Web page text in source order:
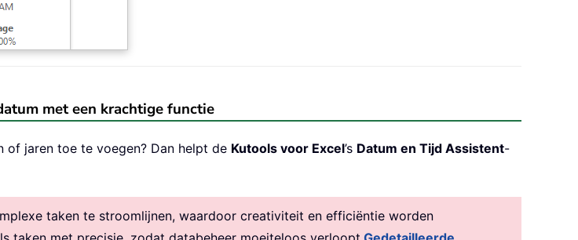
met een krachtige functie
of jaren toe te voegen? Dan helpt de Kutools voor Excel’s Datum en Tijd Assistent-
taken te stroomlijnen, waardoor creativiteit en efficiëntie worden